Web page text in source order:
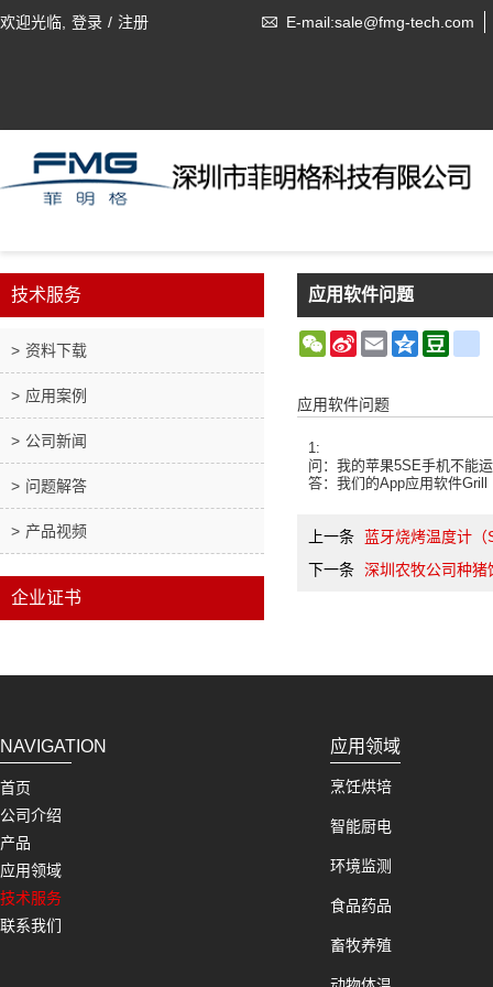
欢迎光临, 登录 / 注册 E-mail:sale@fmg-tech.com
技术服务
资料下载
应用案例
公司新闻
问题解答
产品视频
企业证书
应用软件问题
WeChat
Sina
Weibo
Email Qzone
应用软件问题
1:
问：我的苹果5SE手机不能
答：我们的App应用软
上一条 蓝牙烧烤温度计（
下一条 深圳农牧公司种猪
NAVIGATION
首页
公司介绍
产品
应用领域
技术服务
联系我们
应用领域
烹饪烘培
智能厨电
环境监测
食品药品
畜牧养殖